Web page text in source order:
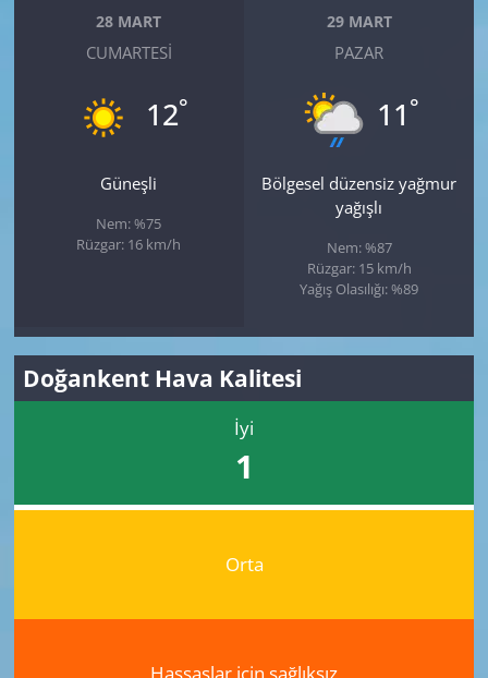
28 MART
CUMARTESI
12°
Güneşli
Nem: %75
Rüzgar: 16 km/h
29 MART
PAZAR
11 °
Bölgesel düzensiz yağmur
yağışlı
Nem: %87
Rüzgar: 15 km/h
Yağış Olasılığı: %89
Doğankent Hava Kalitesi
İyi
1
Orta